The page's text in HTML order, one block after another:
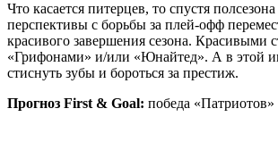
Что касается питерцев, то спустя
перспективы с борьбы за плей-офф
красивого завершения сезона. Красивыми
«Грифонами» и/или «Юнайтед». А в этой
стиснуть зубы и бороться за престиж.
Прогноз First & Goal: победа «Патриотов»